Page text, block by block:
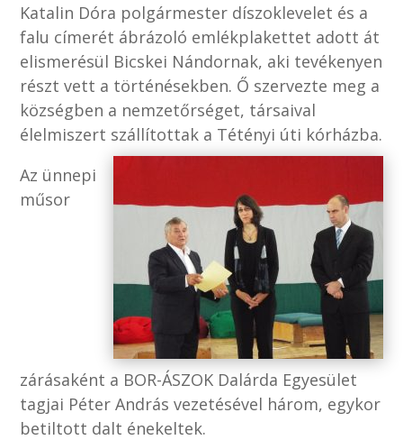
Katalin Dóra polgármester díszoklevelet és a
falu címerét ábrázoló emlékplakettet adott át
elismerésül Bicskei Nándornak, aki tevékenyen
részt vett a történésekben. Ő szervezte meg a
községben a nemzetőrséget, társaival
élelmiszert szállítottak a Tétényi úti kórházba.
Az ünnepi
műsor
zárásaként a BOR-ÁSZOK Dalárda Egyesület
tagjai Péter András vezetésével három, egykor
betiltott dalt énekeltek.